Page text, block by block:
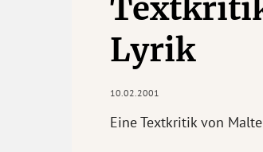
Lyrik
10.02.2001
Eine Textkritik von